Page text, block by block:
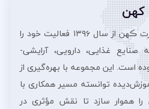
کهن
شرڪت بازرگانی رهروان تجارت ڪهن از سال ۱۳۹۶ فعالیت خود را
صنایع غذایی، دارویی، آرایشی‌-
است. این مجموعه با بهره‌گیری از
توانسته مسیر همکاری با
را هموار سازد تا نقش مؤثری در